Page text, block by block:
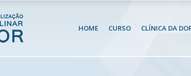
HOME CURSO CLÍNICA DA